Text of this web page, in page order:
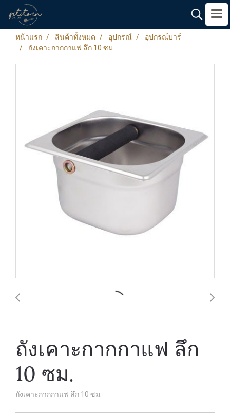
หน้าแรก สินค้าทั้งหมด อุปกรณ์
อุปกรณ์บาร์
ถังเคาะกากกาแฟ ลึก 10 ซม.
ถังเคาะกากกาแฟ ลึก
10 ซม.
ถังเคาะกากกาแฟ ลึก 10 ซม.